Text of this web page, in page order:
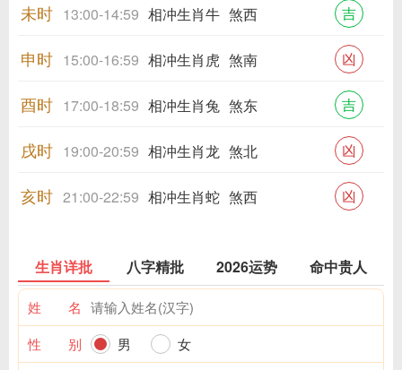
未时 13:00-14:59 相冲生肖牛 煞西 吉
申时 15:00-16:59 相冲生肖虎 煞南 凶
酉时 17:00-18:59 相冲生肖兔 煞东 吉
戌时 19:00-20:59 相冲生肖龙 煞北 凶
亥时 21:00-22:59 相冲生肖蛇 煞西 凶
生肖详批 八字精批 2026运势 命中贵人
姓 名
性 别
男
女